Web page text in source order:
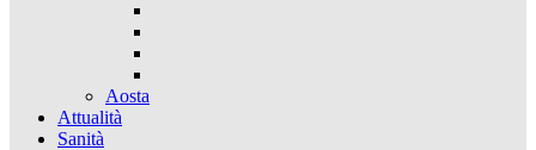
Aosta
Attualità
Sanità